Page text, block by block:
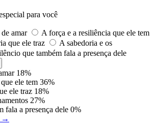
para você
amar
A força e a resiliência que ele tem
que ele traz
A sabedoria e os
que também fala a presença dele
18%
ele tem 36%
ele traz 18%
27%
fala a presença dele 0%
→